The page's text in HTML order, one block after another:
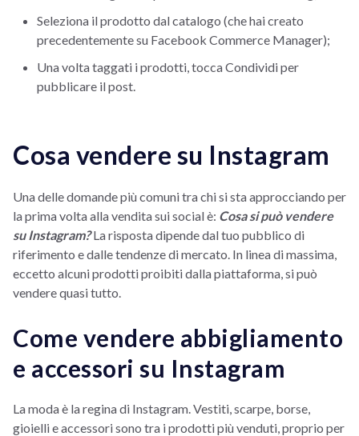
Seleziona il prodotto dal catalogo (che hai creato
precedentemente su Facebook Commerce Manager);
Una volta taggati i prodotti, tocca Condividi per
pubblicare il post.
Cosa vendere su Instagram
Una delle domande più comuni tra chi si sta approcciando per
la prima volta alla vendita sui social è: Cosa si può vendere
su Instagram?La risposta dipende dal tuo pubblico di
riferimento e dalle tendenze di mercato. In linea di massima,
eccetto alcuni prodotti proibiti dalla piattaforma, si può
vendere quasi tutto.
Come vendere abbigliamento
e accessori su Instagram
La moda è la regina di Instagram. Vestiti, scarpe, borse,
gioielli e accessori sono tra i prodotti più venduti, proprio per